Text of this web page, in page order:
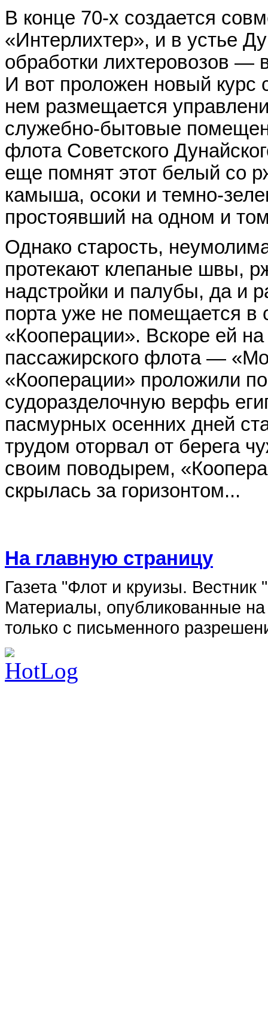
В конце 70-х создается
«Интерлихтер», и в устье
обработки лихтеровозов —
И вот проложен новый
нем размещается
служебно-бытовые
флота Советского
еще помнят этот белый со
камыша, осоки и темно-
простоявший на одном и
Однако старость,
протекают клепаные швы,
надстройки и палубы, да и
порта уже не помещается
«Кооперации». Вскоре ей
пассажирского флота —
«Кооперации» проложили
судоразделочную верфь
пасмурных осенних дней
трудом оторвал от берега
своим поводырем,
скрылась за горизонтом...
На главную страницу
Газета "Флот и круизы.
Материалы, опубликованные на
только с письменного